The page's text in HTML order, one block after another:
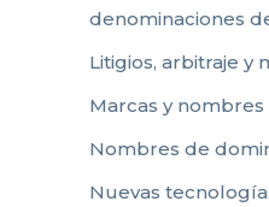
denominaciones
Litigios, arbitraje y
Marcas y
Nombres de
Nuevas